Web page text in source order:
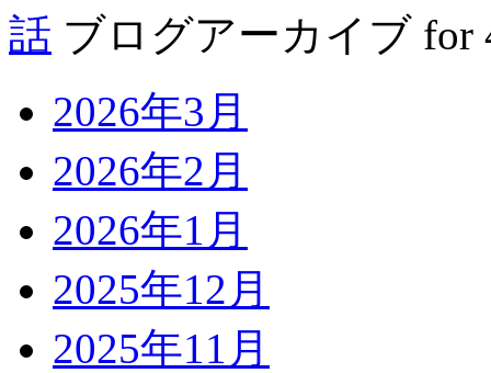
話 ブログアーカイブ for
2026年3月
2026年2月
2026年1月
2025年12月
2025年11月